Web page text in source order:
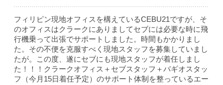
フィリピン現地オフィスを構えているCEBU21ですが、そ
のオフィスはクラークにありましてセブには必要な時に飛
行機乗って出張でサポートしました。時間もかかりまし
た。その不便を克服すべく現地スタッフを募集していまし
たが。この度、遂にセブにも現地スタッフが着任しまし
た！！！クラークオフィス＋セブスタッフ＋バギオスタッ
フ（今月15日着任予定）のサポート体制を整っているエー